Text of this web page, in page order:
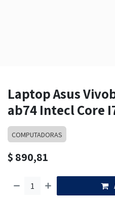
Laptop Asus
ab74 Intecl Core
COMPUTADORAS
$ 890,81